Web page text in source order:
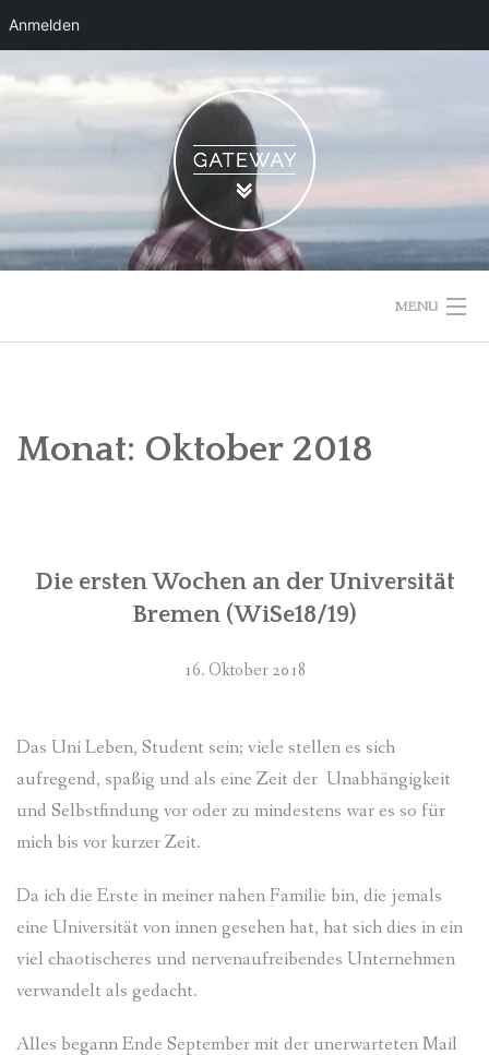
Anmelden
MENU
Monat: Oktober 2018
Die ersten Wochen an der Universität
Bremen (WiSe18/19)
16. Oktober 2018
Das Uni Leben, Student sein; viele stellen es sich
aufregend, spaßig und als eine Zeit der Unabhängigkeit
und Selbstfindung vor oder zu mindestens war es so für
mich bis vor kurzer Zeit.
Da ich die Erste in meiner nahen Familie bin, die jemals
eine Universität von innen gesehen hat, hat sich dies in ein
viel chaotischeres und nervenaufreibendes Unternehmen
verwandelt als gedacht.
Alles begann Ende September mit der unerwarteten Mail